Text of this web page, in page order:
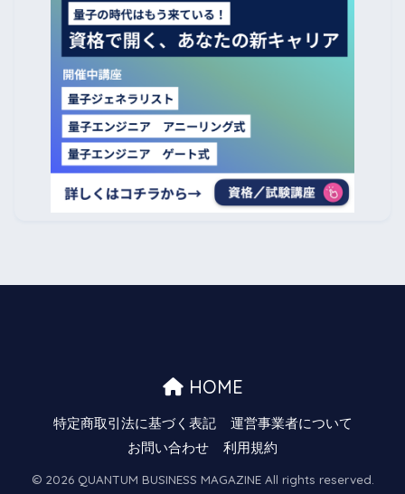
HOME
特定商取引法に基づく表記
運営事業者について
お問い合わせ
利用規約
© 2026 QUANTUM BUSINESS MAGAZINE All rights reserved.